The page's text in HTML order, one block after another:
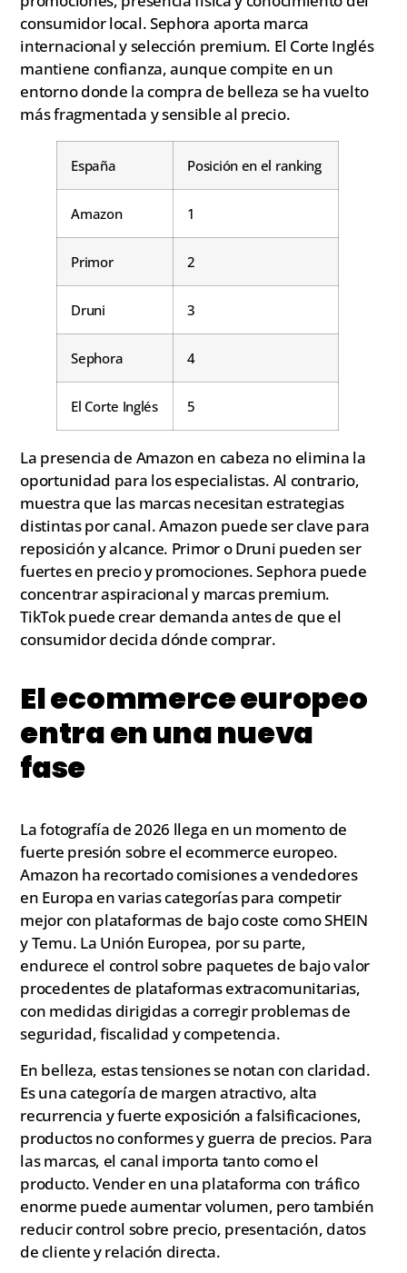
consumidor local. Sephora aporta marca
internacional y selección premium. El Corte Inglés
mantiene confianza, aunque compite en un
entorno donde la compra de belleza se ha vuelto
más fragmentada y sensible al precio.
España Posición en el ranking
Amazon 1
Primor 2
Druni 3
Sephora 4
El Corte Inglés 5
La presencia de Amazon en cabeza no elimina la
oportunidad para los especialistas. Al contrario,
muestra que las marcas necesitan estrategias
distintas por canal. Amazon puede ser clave para
reposición y alcance. Primor o Druni pueden ser
fuertes en precio y promociones. Sephora puede
concentrar aspiracional y marcas premium.
TikTok puede crear demanda antes de que el
consumidor decida dónde comprar.
El ecommerce europeo
entra en una nueva
fase
La fotografía de 2026 llega en un momento de
fuerte presión sobre el ecommerce europeo.
Amazon ha recortado comisiones a vendedores
en Europa en varias categorías para competir
mejor con plataformas de bajo coste como SHEIN
y Temu. La Unión Europea, por su parte,
endurece el control sobre paquetes de bajo valor
procedentes de plataformas extracomunitarias,
con medidas dirigidas a corregir problemas de
seguridad, fiscalidad y competencia.
En belleza, estas tensiones se notan con claridad.
Es una categoría de margen atractivo, alta
recurrencia y fuerte exposición a falsificaciones,
productos no conformes y guerra de precios. Para
las marcas, el canal importa tanto como el
producto. Vender en una plataforma con tráfico
enorme puede aumentar volumen, pero también
reducir control sobre precio, presentación, datos
de cliente y relación directa.